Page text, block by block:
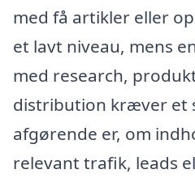
med få artikler eller
et lavt niveau, mens
med research,
distribution kræver et
afgørende er, om
relevant trafik, leads